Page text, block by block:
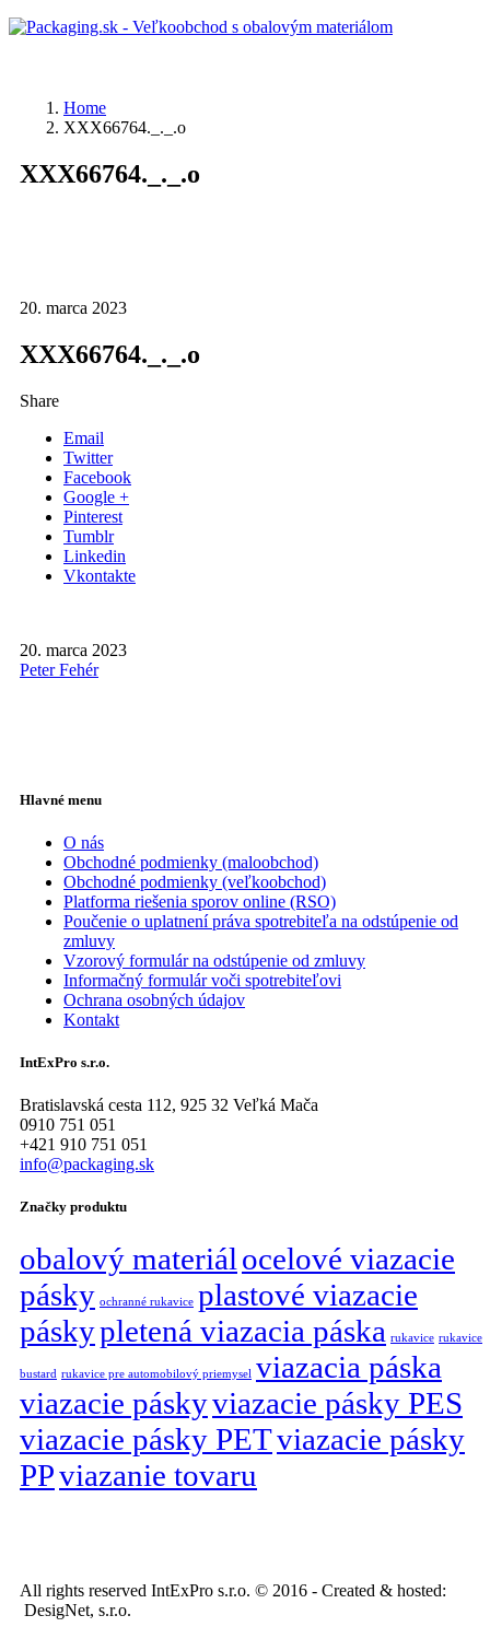
Home
XXX66764._._.o
XXX66764._._.o
20. marca 2023
XXX66764._._.o
Share
Email
Twitter
Facebook
Google +
Pinterest
Tumblr
Linkedin
Vkontakte
20. marca 2023
Peter Fehér
Hlavné menu
O nás
Obchodné podmienky (maloobchod)
Obchodné podmienky (veľkoobchod)
Platforma riešenia sporov online (RSO)
Poučenie o uplatnení práva spotrebiteľa na odstúpenie od
zmluvy
Vzorový formulár na odstúpenie od zmluvy
Informačný formulár voči spotrebiteľovi
Ochrana osobných údajov
Kontakt
IntExPro s.r.o.
Bratislavská cesta 112, 925 32 Veľká Mača
0910 751 051
+421 910 751 051
info@packaging.sk
Značky produktu
obalový materiál ocelové viazacie
pásky ochranné rukavice plastové viazacie
páskypletená viazacia páska rukavice rukavice
bustard rukavice pre automobilový priemysel viazacia páska
viazacie páskyviazacie pásky PES
viazacie pásky PETviazacie pásky
PPviazanie tovaru
All rights reserved IntExPro s.r.o. © 2016 - Created & hosted:
DesigNet, s.r.o.